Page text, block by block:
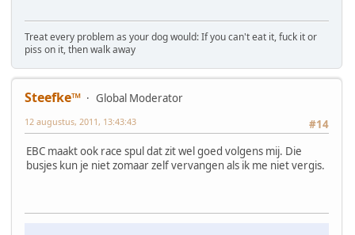
Treat every problem as your dog would: If you can't eat it, fuck it or
piss on it, then walk away
Steefke™
Global Moderator
#14
12 augustus, 2011, 13:43:43
EBC maakt ook race spul dat zit wel goed volgens mij. Die
busjes kun je niet zomaar zelf vervangen als ik me niet vergis.